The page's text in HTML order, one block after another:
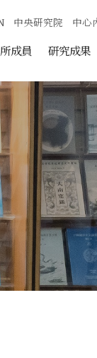
成員 研究成果
覽
中央研究院 中心